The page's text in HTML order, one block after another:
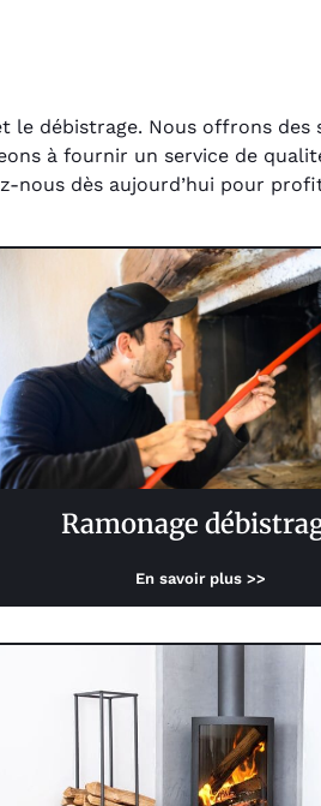
le débistrage. Nous offrons
à fournir un service de
dès aujourd’hui pour
Ramonage
En savoir plus >>